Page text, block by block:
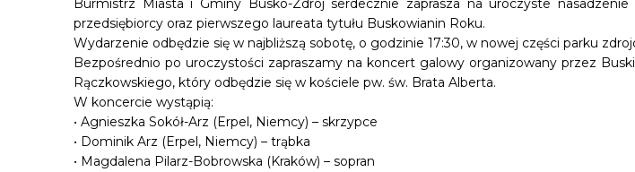
Burmistrz Miasta i Gminy Busko-Zdrój serdecznie zaprasza na uroczyste
przedsiębiorcy oraz pierwszego laureata tytułu Buskowianin Roku.
Wydarzenie odbędzie się w najbliższą sobotę, o godzinie 17:30, w nowej części parku
Bezpośrednio po uroczystości zapraszamy na koncert galowy organizowany przez
Rączkowskiego, który odbędzie się w kościele pw. św. Brata Alberta.
W koncercie wystąpią:
• Agnieszka Sokół-Arz (Erpel, Niemcy) – skrzypce
• Dominik Arz (Erpel, Niemcy) – trąbka
• Magdalena Pilarz-Bobrowska (Kraków) – sopran